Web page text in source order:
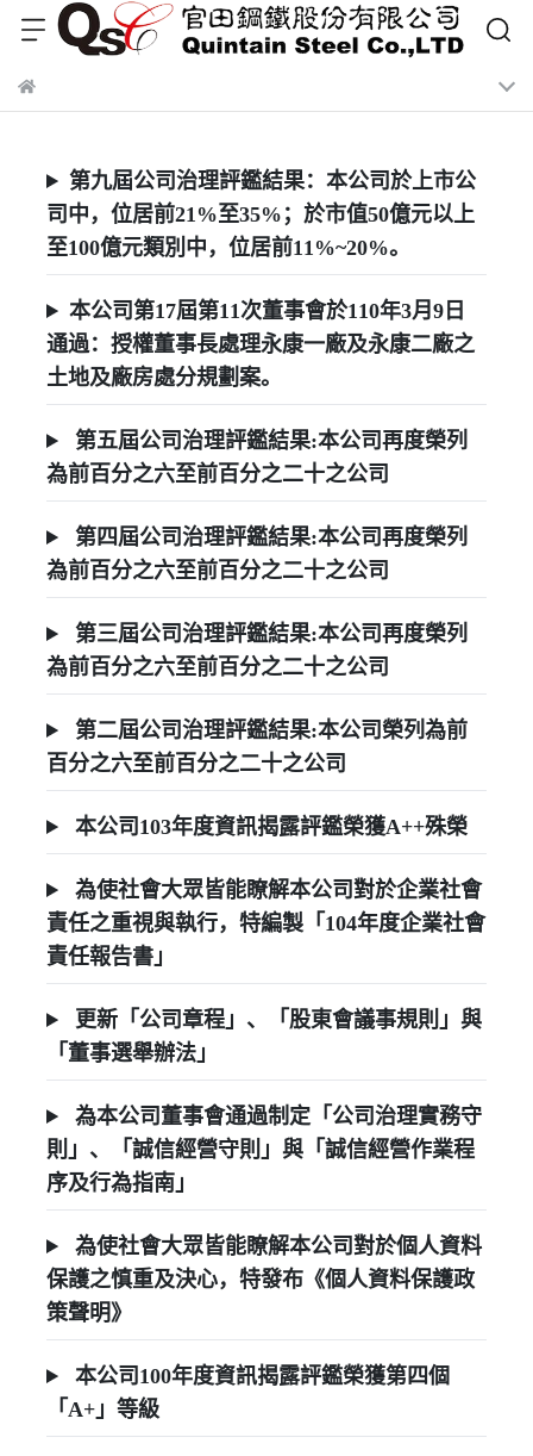
第九屆公司治理評鑑結果：本公司於上市公
司中，位居前21%至35%；於市值50億元以上
至100億元類別中，位居前11%~20%。
本公司第17屆第11次董事會於110年3月9日
通過：授權董事長處理永康一廠及永康二廠之
土地及廠房處分規劃案。
第五屆公司治理評鑑結果:本公司再度榮列
為前百分之六至前百分之二十之公司
第四屆公司治理評鑑結果:本公司再度榮列
為前百分之六至前百分之二十之公司
第三屆公司治理評鑑結果:本公司再度榮列
為前百分之六至前百分之二十之公司
第二屆公司治理評鑑結果:本公司榮列為前
百分之六至前百分之二十之公司
本公司103年度資訊揭露評鑑榮獲A++殊榮
為使社會大眾皆能瞭解本公司對於企業社會
責任之重視與執行，特編製「104年度企業社會
責任報告書」
更新「公司章程」、「股東會議事規則」與
「董事選舉辦法」
為本公司董事會通過制定「公司治理實務守
則」、「誠信經營守則」與「誠信經營作業程
序及行為指南」
為使社會大眾皆能瞭解本公司對於個人資料
保護之慎重及決心，特發布《個人資料保護政
策聲明》
本公司100年度資訊揭露評鑑榮獲第四個
「A+」等級